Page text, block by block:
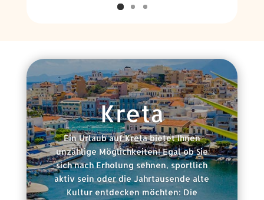
Kreta
Ein Urlaub auf Kreta bietet Ihnen
unzählige Möglichkeiten! Egal ob Sie
sich nach Erholung sehnen, sportlich
aktiv sein oder die Jahrtausende alte
Kultur entdecken möchten: Die